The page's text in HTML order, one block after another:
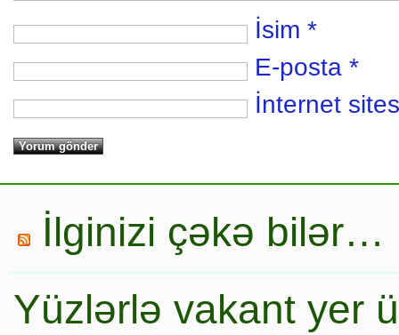
İsim *
E-posta *
İnternet
İlginizi çəkə bilər…
Yüzlərlə vakant yer